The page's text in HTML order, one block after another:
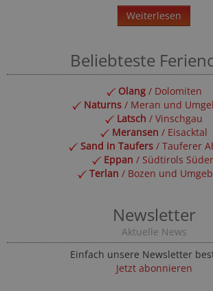
Weiterlesen
Beliebteste
Olang/ Dolomiten
Naturns / Meran und
Latsch / Vinschgau
Meransen / Eisacktal
Sand in Taufers / Tauferer
Eppan / Südtirols
Terlan / Bozen und
Newsletter
Aktuelle News
Einfach unsere Newsletter
Jetzt abonnieren